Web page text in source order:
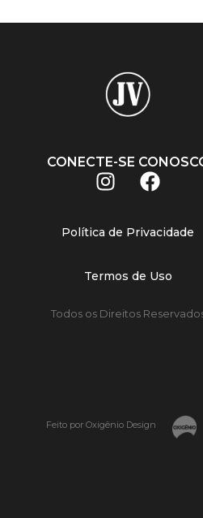
CONECTE-SE
Política de Privacidade
Termos de Uso
Todos os Direitos
Feito por Oxigênio Design